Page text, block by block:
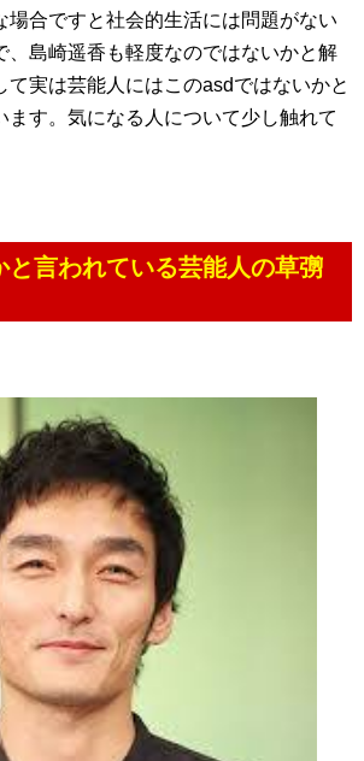
場合ですと社会的生活には問題がない
、島崎遥香も軽度なのではないかと解
て実は芸能人にはこのasdではないかと
ます。気になる人について少し触れて
と言われている芸能人の草彅